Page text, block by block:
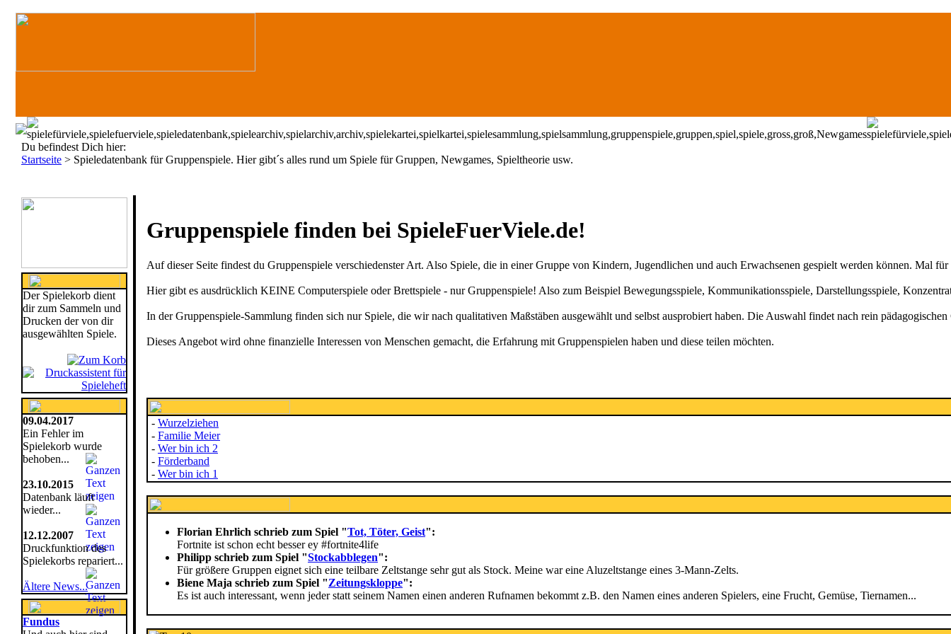
Du befindest Dich hier:
Startseite > Spieledatenbank für Gruppenspiele. Hier gibt´s alles rund um Spiele für Gruppen, Newgames, Spieltheorie usw.
Der Spielekorb dient
dir zum Sammeln und
Drucken der von dir
ausgewählten Spiele.
09.04.2017
Ein Fehler im
Spielekorb wurde
behoben...
23.10.2015
Datenbank läuft
wieder...
12.12.2007
Druckfunktion des
Spielekorbs repariert...
Ältere News...
Fundus
Gruppenspiele finden bei SpieleFuerViele.de!
Auf dieser Seite findest du Gruppenspiele verschiedenster Art. Also Spiele, die in einer Gruppe von Kindern, Jugendlichen und auch Erwachsenen gespielt werden können. Mal
Hier gibt es ausdrücklich KEINE Computerspiele oder Brettspiele - nur Gruppenspiele! Also zum Beispiel Bewegungsspiele, Kommunikationsspiele, Darstellungsspiele,
In der Gruppenspiele-Sammlung finden sich nur Spiele, die wir nach qualitativen Maßstäben ausgewählt und selbst ausprobiert haben. Die Auswahl findet nach rein
Dieses Angebot wird ohne finanzielle Interessen von Menschen gemacht, die Erfahrung mit Gruppenspielen haben und diese teilen möchten.
- Wurzelziehen
- Familie Meier
- Wer bin ich 2
- Förderband
- Wer bin ich 1
Florian Ehrlich schrieb zum Spiel "Tot, Töter, Geist":
Fortnite ist schon echt besser ey #fortnite4life
Philipp schrieb zum Spiel "Stockabblegen":
Für größere Gruppen eignet sich eine teilbare Zeltstange sehr gut als Stock. Meine war eine Aluzeltstange eines 3-Mann-Zelts.
Biene Maja schrieb zum Spiel "Zeitungskloppe":
Es ist auch interessant, wenn jeder statt seinem Namen einen anderen Rufnamen bekommt z.B. den Namen eines anderen Spielers, eine Frucht, Gemüse, Tiernamen...